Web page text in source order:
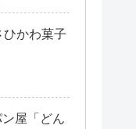
ひかわ菓子
ン屋「どん